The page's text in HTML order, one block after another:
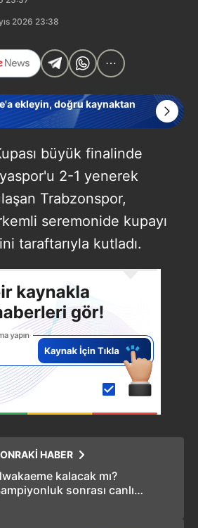
2026 23:38
ekleyin, doğru kaynaktan
büyük finalinde
2-1 yenerek
Trabzonspor,
seremonide kupayı
taraftarıyla kutladı.
HABER
kalacak mı?
sonrası canlı